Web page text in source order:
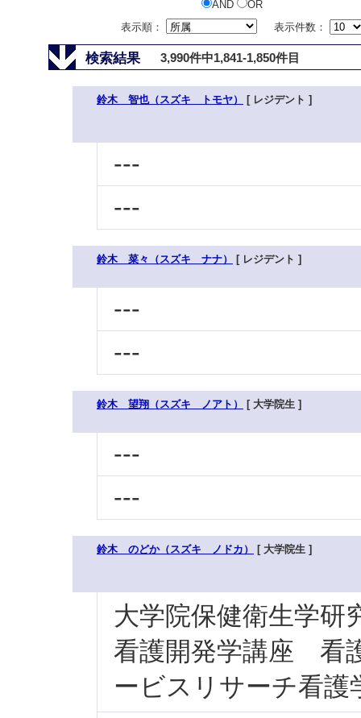
AND
OR
表示順：
表示件数：
検索結果 3,990件中1,841-1,850件目
鈴木 智也（スズキ トモヤ） [ レジデント ]
---
---
鈴木 菜々（スズキ ナナ） [ レジデント ]
---
---
鈴木 望翔（スズキ ノアト） [ 大学院生 ]
---
---
鈴木 のどか（スズキ ノドカ） [ 大学院生 ]
大学院保健衛生学研
看護開発学講座 看
ービスリサーチ看護